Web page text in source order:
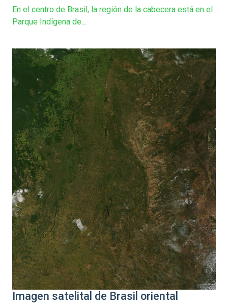
En el centro de Brasil, la región de la cabecera está en el
Parque Indígena de...
Imagen satelital de Brasil oriental